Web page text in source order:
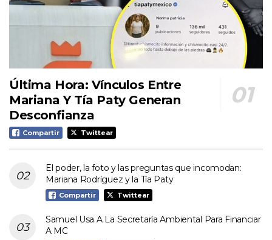
Última Hora: Vínculos Entre
Mariana Y Tía Paty Generan
Desconfianza
Compartir Twittear
El poder, la foto y las preguntas que incomodan:
Mariana Rodríguez y la Tía Paty
Compartir Twittear
Samuel Usa A La Secretaría Ambiental Para Financiar
A MC